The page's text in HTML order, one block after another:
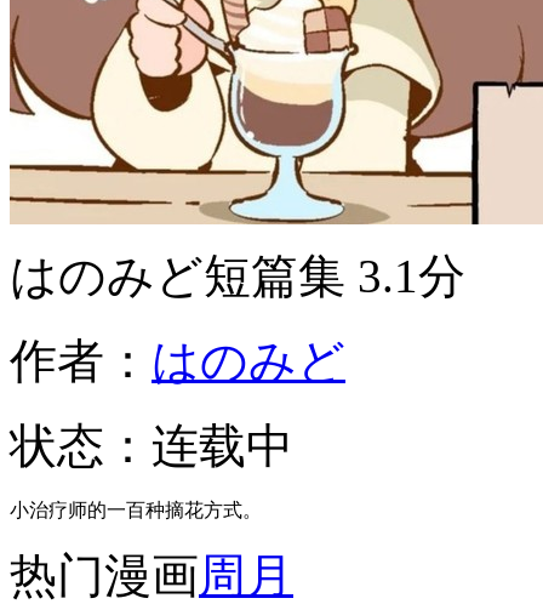
はのみど短篇集 3.1分
作者： はのみど
状态： 连载中
小治疗师的一百种摘花方式。
热门漫画周 月